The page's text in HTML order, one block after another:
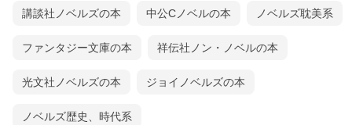
講談社ノベルズの本 中公Cノベルの本 ノベルズ耽美系
ファンタジー文庫の本 祥伝社ノン・ノベルの本
光文社ノベルズの本 ジョイノベルズの本
ノベルズ歴史、時代系